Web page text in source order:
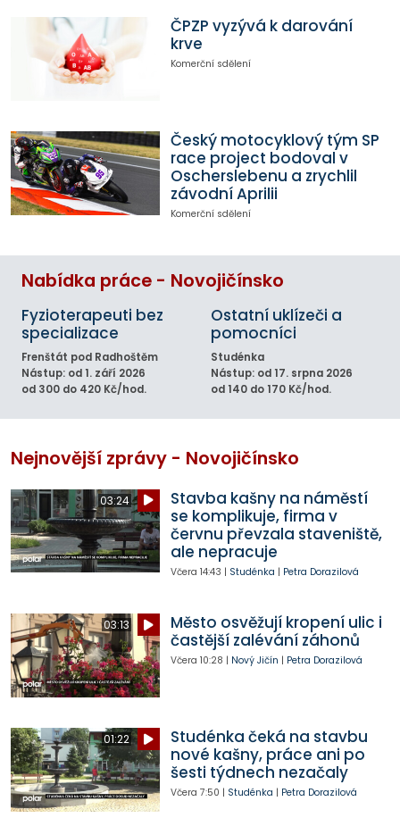
ČPZP vyzývá k darování
krve
Komerční sdělení
Český motocyklový tým SP
race project bodoval v
Oscherslebenu a zrychlil
závodní Aprilii
Komerční sdělení
Nabídka práce - Novojičínsko
Fyzioterapeuti bez
specializace
Frenštát pod Radhoštěm
Nástup: od 1. září 2026
od 300 do 420 Kč/hod.
Ostatní uklízeči a
pomocníci
Studénka
Nástup: od 17. srpna 2026
od 140 do 170 Kč/hod.
Nejnovější zprávy - Novojičínsko
03:24
Stavba kašny na náměstí
se komplikuje, firma v
červnu převzala staveniště,
ale nepracuje
Včera 14:43 | Studénka | Petra Dorazilová
03:13
Město osvěžují kropení ulic i
častější zalévání záhonů
Včera 10:28 | Nový Jičín | Petra Dorazilová
01:22
Studénka čeká na stavbu
nové kašny, práce ani po
šesti týdnech nezačaly
Včera 7:50 | Studénka | Petra Dorazilová